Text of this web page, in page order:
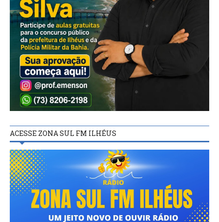
ACESSE ZONA SUL FM ILHÉUS